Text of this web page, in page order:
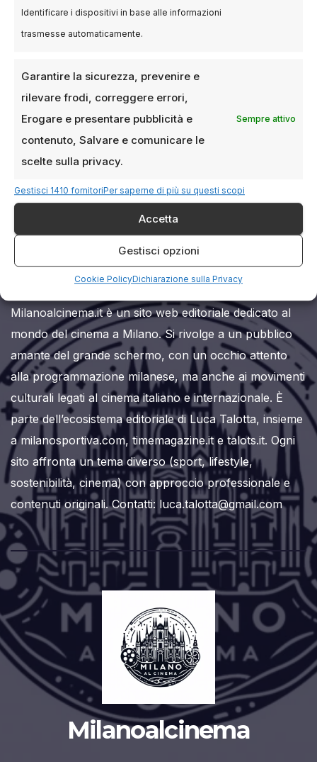
Identificare i dispositivi in base alle informazioni
trasmesse automaticamente.
Garantire la sicurezza, prevenire e
rilevare frodi, correggere errori,
Erogare e presentare pubblicità e
contenuto, Salvare e comunicare le
scelte sulla privacy.
Sempre attivo
Gestisci 1410 fornitoriPer saperne di più su questi scopi
Accetta
Gestisci opzioni
Cookie PolicyDichiarazione sulla Privacy
2 GIUGNO 2025 LUCA TALOTTA
A Francavilla al Mare cinque giorni di proiezioni,
del grande schermo. Tra gli…
Milanoalcinema.it
Milanoalcinema.it è un sito web editoriale dedicato al
mondo del cinema a Milano. Si rivolge a un pubblico
amante del grande schermo, con un occhio attento
alla programmazione milanese, ma anche ai movimenti
culturali legati al cinema italiano e internazionale. È
parte dell’ecosistema editoriale di Luca Talotta, insieme
a milanosportiva.com, timemagazine.it e talots.it. Ogni
sito affronta un tema diverso (sport, lifestyle,
sostenibilità, cinema) con approccio professionale e
contenuti originali. Contatti: luca.talotta@gmail.com
Milanoalcinema